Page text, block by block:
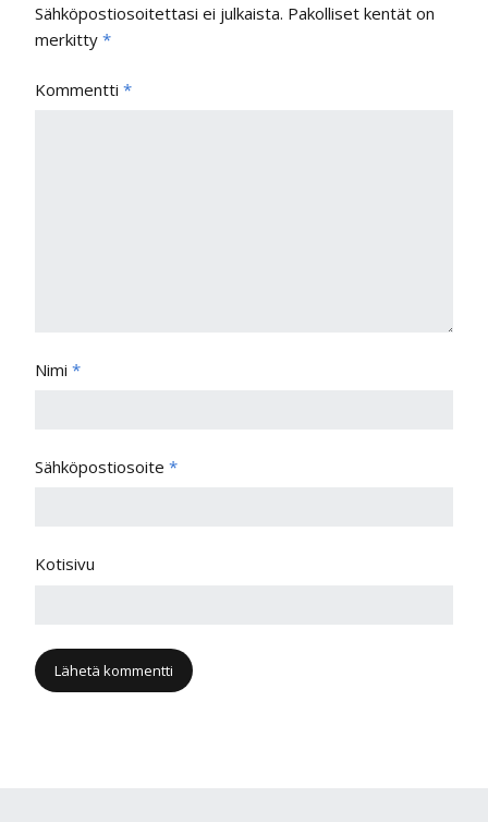
Sähköpostiosoitettasi ei julkaista. Pakolliset kentät on
merkitty *
Kommentti *
Nimi *
Sähköpostiosoite *
Kotisivu